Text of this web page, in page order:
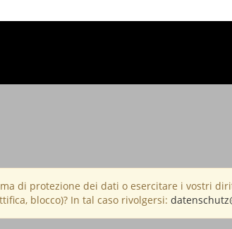
di protezione dei dati o esercitare i vostri
blocco)? In tal caso rivolgersi: